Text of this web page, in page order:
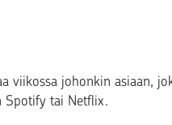
viikossa johonkin asiaan,
Spotify tai Netflix.